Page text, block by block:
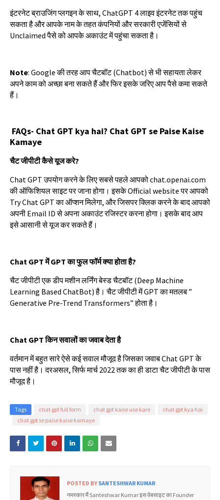
इंटरनेटब्राउजिंगप्लगइनकेसाथ, ChatGPT 4लाइवइंटरनेटतकपहुंच
सकताहैऔरआपकेनामकेतहतकंपनियोंऔरसरकारीएजेंसियोंसे
Unclaimedपैसेकोआपकेअकाउंटमेंपहुंचासकताहै।
Note: Googleकीतरहआपचैटबॉट(Chatbot)सेभीसहायतालेकर
अपनेकामकोअच्छाबनासकतेहैंऔरफिरइसकेजरिएआपपैसेकमासकते
हैं।
FAQs- Chat GPT kya hai? Chat GPT se Paise Kaise
Kamaye
चैटजीपीटीकैसेयूजकरे?
Chat GPTउपयोगकरनेकेलिएसबसेपहलेआपकोchat.openai.com
कीऑफिशियलसाइटपरजानाहोगा। इसकेOfficial websiteपरआपको
Try Chat GPTकाऑप्शनमिलेगा, औरजिसपरक्लिककरनेकेबादआपको
अपनी Email IDसेअपनाअकाउंटरजिस्टरकरनाहोगा। इसकेबादआप
इसेआसानीसेयूजकरसकतेहैं।
Chat GPTमेंGPTकाफुलफॉर्मक्याहोताहै?
चैटजीपीटीएकडीपमशीनलर्निंगबेस्डचैटबॉट(Deep Machine
Learning Based ChatBot)है। चैटजीपीटीमेंGPTकामतलब”
Generative Pre-Trend Transformers”होताहै।
Chat GPTकिनसवालोंकाजवाबदेताहै
वर्तमानमेंबहुतसारेऐसेकईसवालमौजूदहैजिसकाजवाबChat GPTके
पासनहींहै। दरअसल,सिर्फमार्च 2022तककाहीडाटाचैटजीपीटीकेपास
मौजूदहै।
Tags chat gpt full form chat gpt kaise use kare
chat gpt kya hai
chat gpt se paise kaise kamaye
POSTED BY SANTESHWAR KUMAR
नमस्कार मैं Santeshwar Kumar इस वेबसाइट का Founder